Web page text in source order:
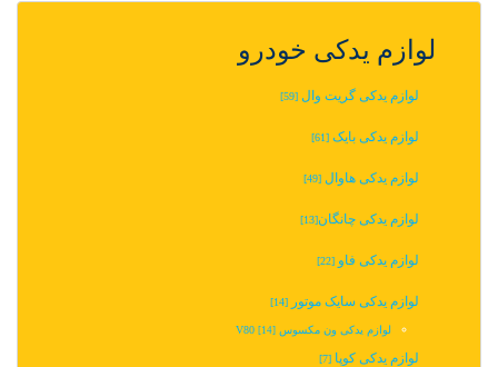
لوازم یدکی خودرو
لوازم یدکی گریت وال [59]
لوازم یدکی بایک [61]
لوازم یدکی هاوال [49]
لوازم یدکی چانگان‬‎[13]
لوازم یدکی فاو [22]
لوازم یدکی سایک موتور [14]
لوازم یدکی ون مکسوس V80 [14]
لوازم یدکی کوپا [7]